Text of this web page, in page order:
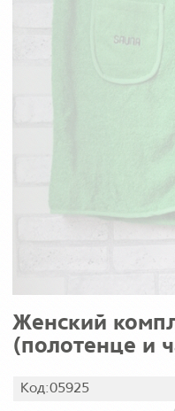
Женский
(полотенце и
Код:05925